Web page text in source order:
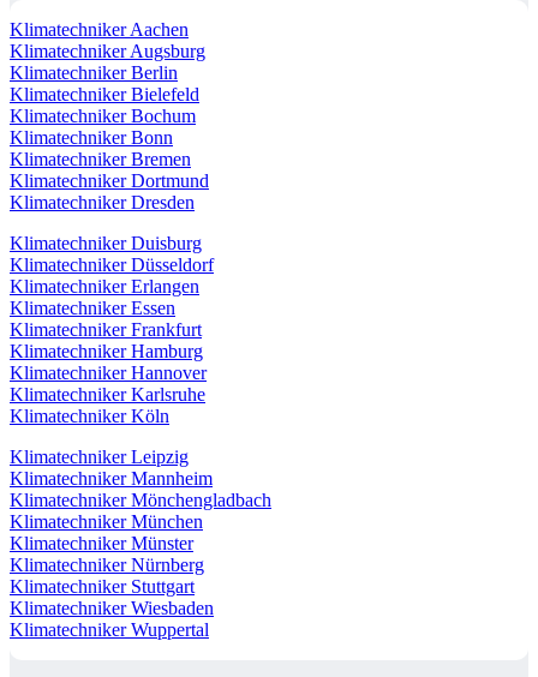
Klimatechniker Aachen
Klimatechniker Augsburg
Klimatechniker Berlin
Klimatechniker Bielefeld
Klimatechniker Bochum
Klimatechniker Bonn
Klimatechniker Bremen
Klimatechniker Dortmund
Klimatechniker Dresden
Klimatechniker Duisburg
Klimatechniker Düsseldorf
Klimatechniker Erlangen
Klimatechniker Essen
Klimatechniker Frankfurt
Klimatechniker Hamburg
Klimatechniker Hannover
Klimatechniker Karlsruhe
Klimatechniker Köln
Klimatechniker Leipzig
Klimatechniker Mannheim
Klimatechniker Mönchengladbach
Klimatechniker München
Klimatechniker Münster
Klimatechniker Nürnberg
Klimatechniker Stuttgart
Klimatechniker Wiesbaden
Klimatechniker Wuppertal